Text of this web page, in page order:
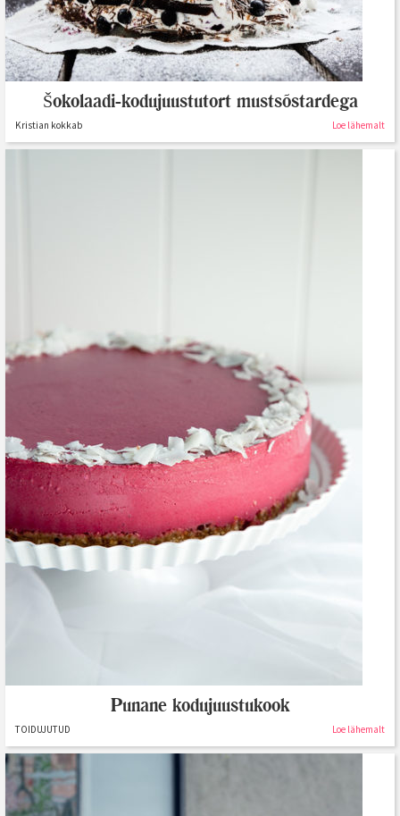
Šokolaadi-kodujuustutort mustsõstardega
Kristian kokkab Loe lähemalt
Punane kodujuustukook
TOIDUJUTUD Loe lähemalt